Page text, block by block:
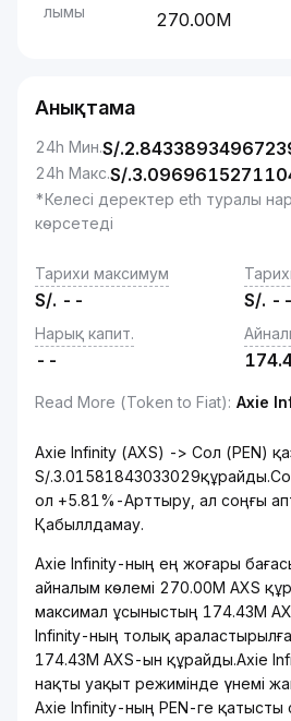
лымы
270.00M
Анықтама
24h Мин.S/.
24h Макс.S/.
*Келесі деректер eth туралы
көрсетеді
Тарихи максимум
S/. -- S/. --
Нарық капит.
--
Read More (Token to Fiat): Axie
Axie Infinity (AXS) -> Сол (PEN)
S/
ол +5.81%-Арттыру, ал соңғы
Қабыллдамау.
Axie Infinity-ның ең жоғары
айналым көлемі 270.00M AXS
максимал ұсыныстың 174.43M
Infinity-ның толық
174.43M AXS-ын құрайды.Axie
нақты уақыт режимінде үнемі
Axie Infinity-ның PEN-ге қатысты